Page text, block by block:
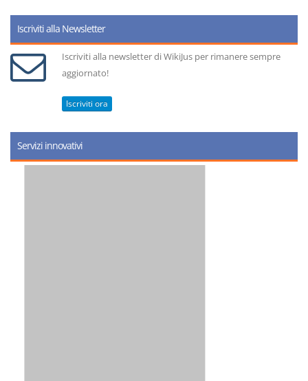
Iscriviti alla Newsletter
Iscriviti alla newsletter di WikiJus per rimanere sempre
aggiornato!
Iscriviti ora
Servizi innovativi